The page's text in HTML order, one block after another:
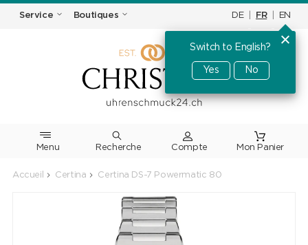
Service Boutiques DE FR EN
Switch to English?
Yes No
Menu Recherche
Accueil Certina Certina DS-7 Powermatic 80